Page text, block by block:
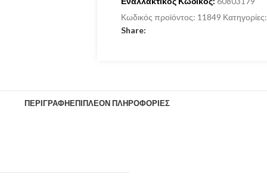
Κωδικός προϊόντος: 11849 Κατηγορίες:
Share:
ΠΕΡΙΓΡΑΦΉΕΠΙΠΛΈΟΝ ΠΛΗΡΟΦΟΡΊΕΣ